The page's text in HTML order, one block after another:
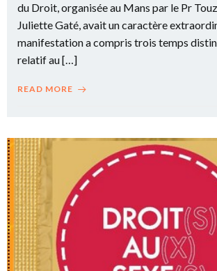
du Droit, organisée au Mans par le Pr
Juliette Gaté, avait un caractère
manifestation a compris trois temps
relatif au […]
READ MORE